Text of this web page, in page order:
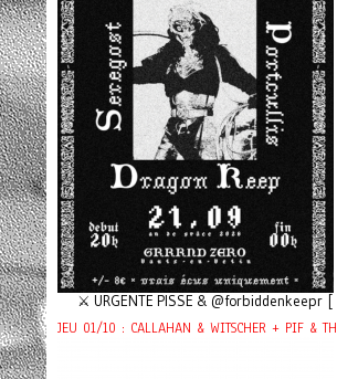
⚔️ URGENTE PISSE & @forbiddenkeepr [
JEU 01/10 : CALLAHAN & WITSCHER + PIF &